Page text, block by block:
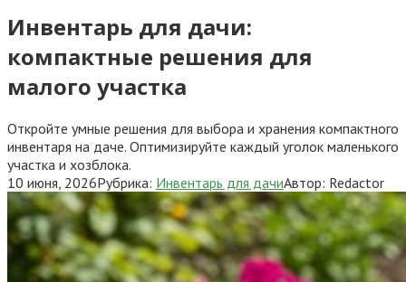
Инвентарь для дачи:
компактные решения для
малого участка
Откройте умные решения для выбора и хранения компактного
инвентаря на даче. Оптимизируйте каждый уголок маленького
участка и хозблока.
10 июня, 2026Рубрика: Инвентарь для дачиАвтор: Redactor